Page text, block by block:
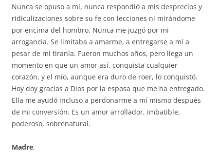
Nunca se opuso a mí, nunca respondió a mis desprecios y
ridiculizaciones sobre su fe con lecciones ni mirándome
por encima del hombro. Nunca me juzgó por mi
arrogancia. Se limitaba a amarme, a entregarse a mí a
pesar de mi tiranía. Fueron muchos años, pero llega un
momento en que un amor así, conquista cualquier
corazón, y el mío, aunque era duro de roer, lo conquistó.
Hoy doy gracias a Dios por la esposa que me ha entregado.
Ella me ayudó incluso a perdonarme a mí mismo después
de mi conversión. Es un amor arrollador, imbatible,
poderoso, sobrenatural.
Madre,